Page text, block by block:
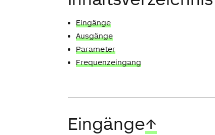
Eingänge
Ausgänge
Parameter
Frequenzeingang
Eingänge↑